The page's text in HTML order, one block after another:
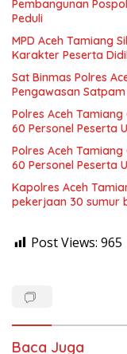
Pembangunan
Peduli
MPD Aceh Tamiang
Karakter Peserta
Sat Binmas Polres
Pengawasan Satpam
Polres Aceh
60 Personel Peserta
Polres Aceh
60 Personel Peserta
Kapolres Aceh
pekerjaan 30 sumur
Post Views: 965
Baca Juga